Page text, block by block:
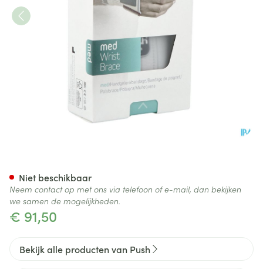
€ 91,50
Niet beschikbaar
Neem contact op met ons via telefoon of e-mail, dan bekijken
we samen de mogelijkheden.
Bekijk alle producten van Push